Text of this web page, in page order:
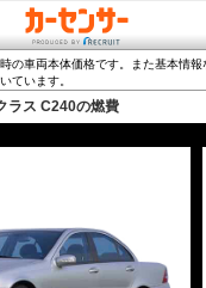
の車両本体価格です。また基本情
ています。
ラス C240の燃費